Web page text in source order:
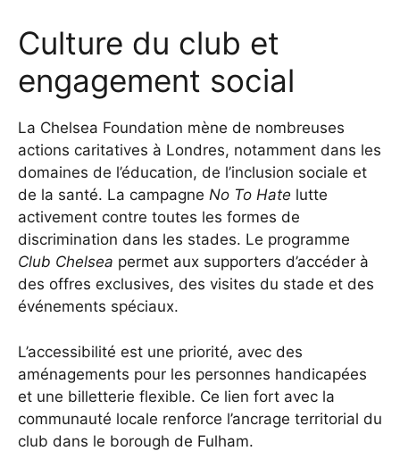
Culture du club et
engagement social
La Chelsea Foundation mène de nombreuses
actions caritatives à Londres, notamment dans les
domaines de l’éducation, de l’inclusion sociale et
de la santé. La campagne No To Hate lutte
activement contre toutes les formes de
discrimination dans les stades. Le programme
Club Chelsea permet aux supporters d’accéder à
des offres exclusives, des visites du stade et des
événements spéciaux.
L’accessibilité est une priorité, avec des
aménagements pour les personnes handicapées
et une billetterie flexible. Ce lien fort avec la
communauté locale renforce l’ancrage territorial du
club dans le borough de Fulham.